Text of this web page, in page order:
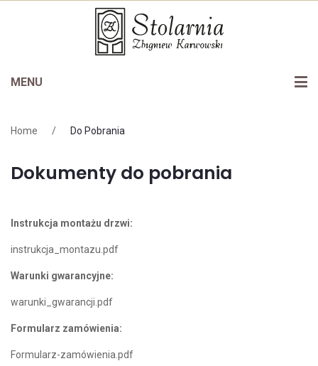
MENU
Drzwi zewnętrzne
Okna
Bramy garażowe
Certyfikaty
Do pobrania
Home / Do Pobrania
Dokumenty do pobrania
Instrukcja montażu drzwi:
instrukcja_montazu.pdf
Warunki gwarancyjne:
warunki_gwarancji.pdf
Formularz zamówienia:
Formularz-zamówienia.pdf